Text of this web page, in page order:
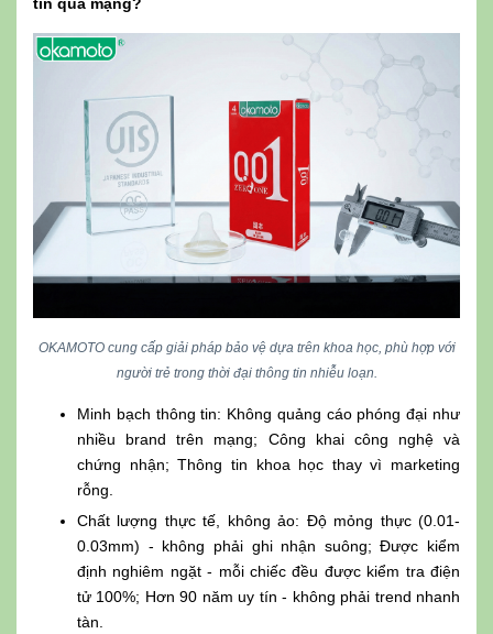
OKAMOTO cung cấp giải pháp bảo vệ dựa trên khoa học, phù hợp với
người trẻ trong thời đại thông tin nhiễu loạn.
Minh bạch thông tin: Không quảng cáo phóng đại như
nhiều brand trên mạng; Công khai công nghệ và
chứng nhận; Thông tin khoa học thay vì marketing
rỗng.
Chất lượng thực tế, không ảo: Độ mỏng thực (0.01-
0.03mm) - không phải ghi nhận suông; Được kiểm
định nghiêm ngặt - mỗi chiếc đều được kiểm tra điện
tử 100%; Hơn 90 năm uy tín - không phải trend nhanh
tàn.